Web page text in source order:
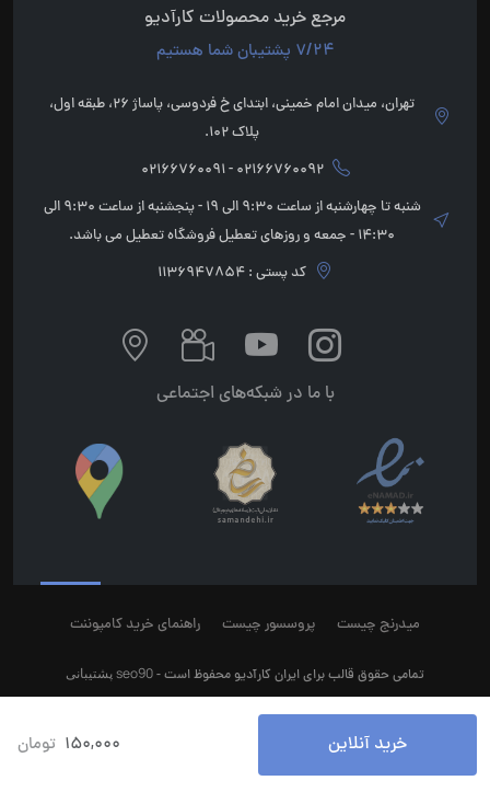
خرید آنلاین 150,000 تومان
مرجع خرید محصولات کارآدیو
7/24 پشتیبان شما هستیم
تهران، میدان امام خمینی، ابتدای خ فردوسی، پاساژ 26، طبقه اول،
پلاک 102.
02166760092 - 02166760091
شنبه تا چهارشنبه از ساعت 9:30 الی 19 - پنجشنبه از ساعت 9:30 الی
14:30 - جمعه و روزهای تعطیل فروشگاه تعطیل می باشد.
کد پستی : 1136947854
با ما در شبکه‌های اجتماعی
میدرنج چیست پروسسور چیست راهنمای خرید کامپوننت
تمامی حقوق قالب برای ایران کارآدیو محفوظ است -seo90پشتیبانی